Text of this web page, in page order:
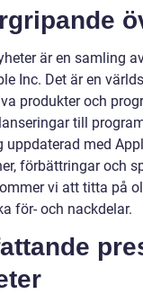
är en samling
Inc. Det är en
produkter och
till
uppdaterad med
förbättringar och
vi att titta på
för- och nackdelar.